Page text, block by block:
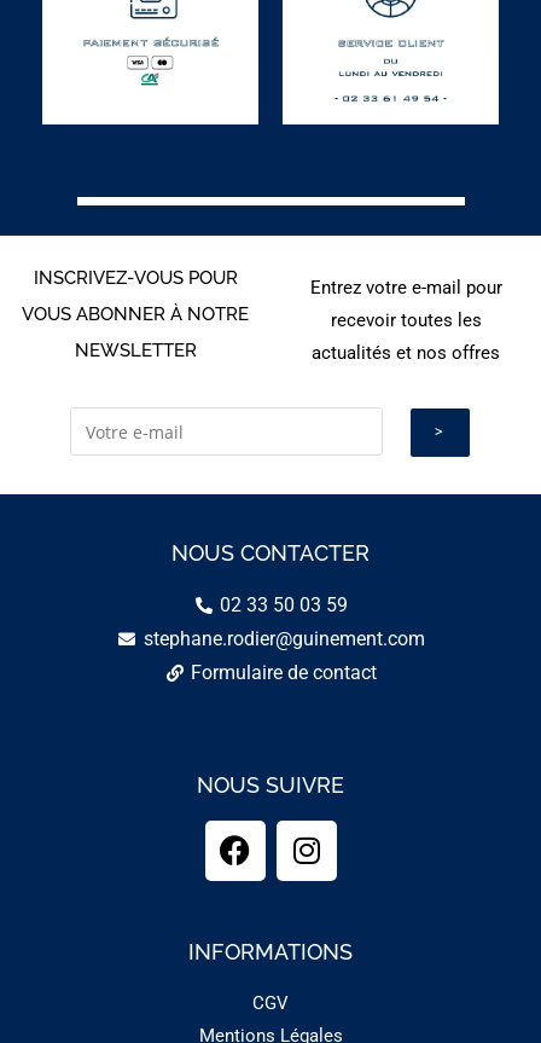
INSCRIVEZ-VOUS POUR
VOUS ABONNER À NOTRE
NEWSLETTER
Entrez votre e-mail pour
recevoir toutes les
actualités et nos offres
NOUS CONTACTER
02 33 50 03 59
stephane.rodier@guinement.com
Formulaire de contact
NOUS SUIVRE
INFORMATIONS
CGV
Mentions Légales